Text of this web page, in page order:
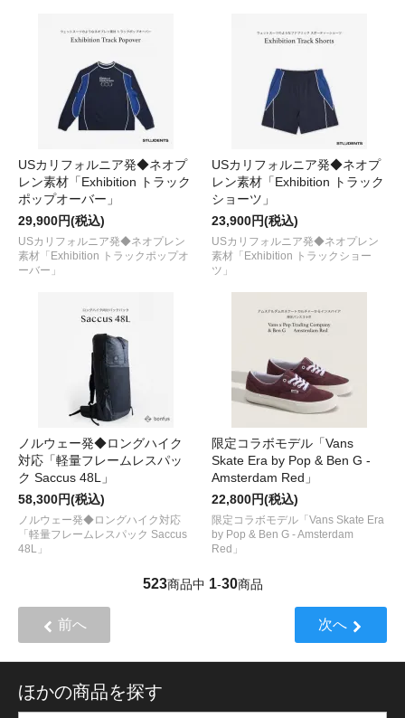
USカリフォルニア発◆ネオプ
レン素材「Exhibition トラック
ポップオーバー」
29,900円(税込)
USカリフォルニア発◆ネオプレン
素材「Exhibition トラックポップオ
ーバー」
USカリフォルニア発◆ネオプ
レン素材「Exhibition トラック
ショーツ」
23,900円(税込)
USカリフォルニア発◆ネオプレン
素材「Exhibition トラックショー
ツ」
ノルウェー発◆ロングハイク
対応「軽量フレームレスパッ
ク Saccus 48L」
58,300円(税込)
ノルウェー発◆ロングハイク対応
「軽量フレームレスパック Saccus
48L」
限定コラボモデル「Vans
Skate Era by Pop & Ben G -
Amsterdam Red」
22,800円(税込)
限定コラボモデル「Vans Skate Era
by Pop & Ben G - Amsterdam
Red」
523商品中 1-30商品
前へ 次へ
ほかの商品を探す